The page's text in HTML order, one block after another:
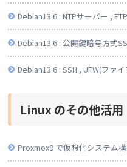
Debian13.6 : NTPサーバー ,
Debian13.6 : 公開鍵暗号方式
Debian13.6 : SSH , UFW(ファ
Linux のその他活用
Proxmox9 で仮想化システム